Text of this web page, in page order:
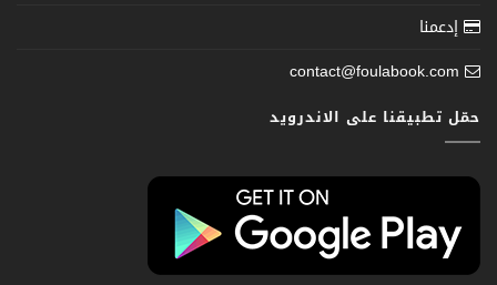
إدعمنا
contact@foulabook.com
حمّل تطبيقنا على الاندرويد